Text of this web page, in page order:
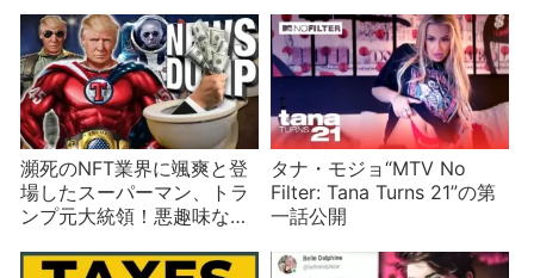
瀕死のNFT業界に颯爽と登
場したスーパーマン、トラ
ンプ元大統領！悪趣味な
も絶望
タナ・モジョ“MTV No
Filter: Tana Turns 21”の第
一話公開